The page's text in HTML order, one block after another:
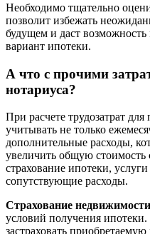
Необходимо тщательно
позволит избежать
будущем и даст
вариант ипотеки.
А что с прочими
нотариуса?
При расчете трудозатрат
учитывать не только
дополнительные расходы,
увеличить общую стоимость
страхование ипотеки,
сопутствующие расходы.
Страхование недвижимости
условий получения ипотеки.
застраховать